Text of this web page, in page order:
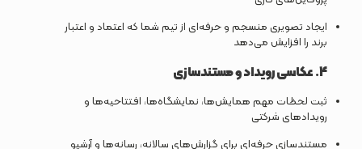
ایجاد تصویری منسجم و حرفه‌ای از تیم شما که اعتماد و اعتبار
برند را افزایش می‌دهد
4. عکاسی رویداد و مستندسازی
ثبت لحظات مهم همایش‌ها، نمایشگاه‌ها، افتتاحیه‌ها و
رویدادهای شرکتی
مستندسازی حرفه‌ای برای گزارش‌های سالانه، رسانه‌ها و آرشیو